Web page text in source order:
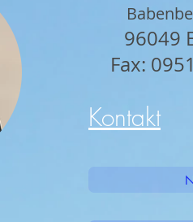
96049
Fax:
Kontakt